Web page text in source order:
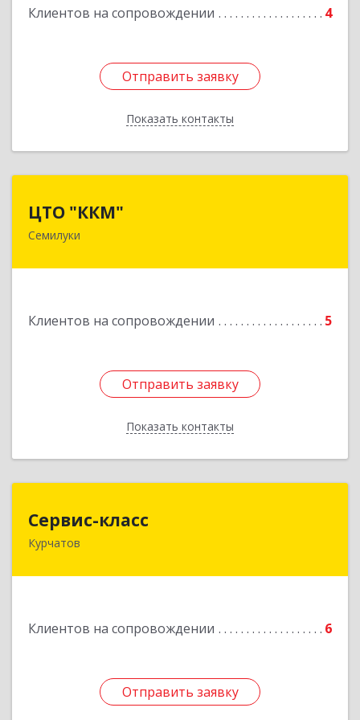
Клиентов на сопровождении 4
Отправить заявку
Показать контакты
Отправить заявку
Назад
ЦТО "ККМ"
Семилуки
Клиентов на сопровождении 5
Отправить заявку
Показать контакты
Отправить заявку
Назад
Сервис-класс
Курчатов
Клиентов на сопровождении 6
Отправить заявку
Подробнее
Отправить заявку